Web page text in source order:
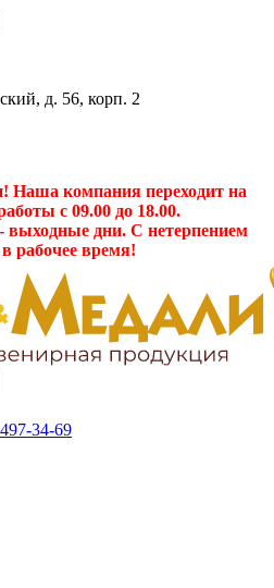
д. 56, корп. 2
Наша компания переходит на
с 09.00 до 18.00.
выходные дни. С нетерпением
рабочее время!
34-69